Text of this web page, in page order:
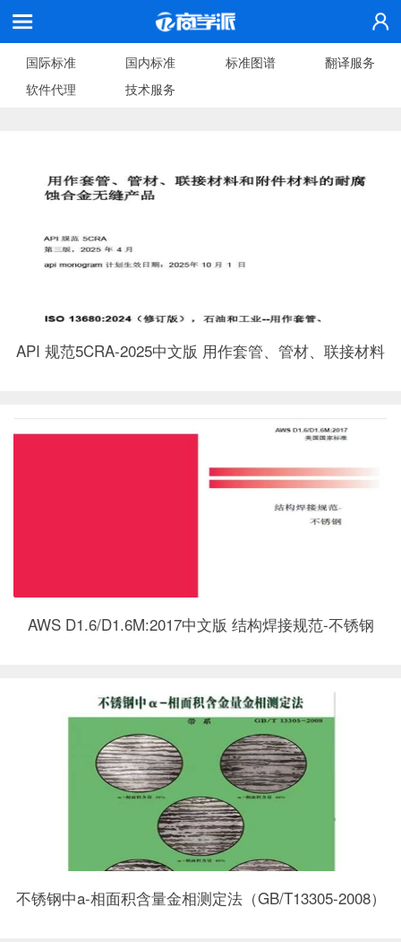
国际标准 国内标准 标准图谱
翻译服务
软件代理
技术服务
API 规范5CRA-2025中文版 用作套管、管材、联接材料
AWS D1.6/D1.6M:2017中文版 结构焊接规范-不锈钢
不锈钢中a-相面积含量金相测定法（GB/T13305-2008）